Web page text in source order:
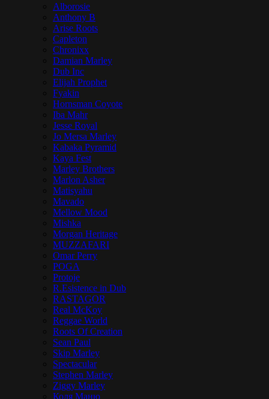
Alborosie
Anthony B
Arise Roots
Capleton
Chronixx
Damian Marley
Dub Inc
Elijah Prophet
Fyakin
Hornsman Coyote
Iba Mahr
Jesse Royal
Jo Mersa Marley
Kabaka Pyramid
Kaya Fest
Marley Brothers
Marlon Asher
Matisyahu
Mavado
Mellow Mood
Mishka
Morgan Heritage
MUZZAFARI
Omar Perry
POGA
Protoje
R.Esistence in Dub
RASTAGOR
Real McKoy
Reggae World
Roots Of Creation
Sean Paul
Skip Marley
Spectacular
Stephen Marley
Ziggy Marley
Коля Маню